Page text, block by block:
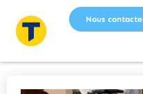
Nous